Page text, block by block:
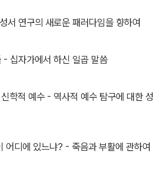
서 연구의 새로운 패러다임을 향하여
- 십자가에서 하신 일곱 말씀
학적 예수 - 역사적 예수 탐구에 대한 성
어디에 있느냐? - 죽음과 부활에 관하여